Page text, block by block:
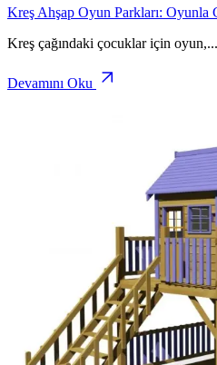
Kreş Ahşap Oyun Parkları: Oyunla
Kreş çağındaki çocuklar için oyun,...
Devamını Oku